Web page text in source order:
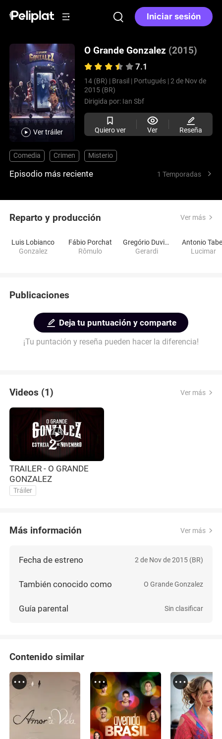
Iniciar sesión
Ver tráiler
O Grande Gonzalez (2015)
7.1
14 (BR) | Brasil | Portugués | 2 de Nov de
2015 (BR)
Dirigida por: Ian Sbf
Quiero ver Ver Reseña
Comedia Crimen Misterio
Episodio más reciente 1 Temporadas
Reparto y producción Ver más
Luis Lobianco
Gonzalez
Fábio Porchat
Rômulo
Gregório Duvivier
Gerardi
Antonio
Lucimar
Publicaciones
Deja tu puntuación y comparte
¡Tu puntación y reseña pueden hacer la diferencia!
Videos (1) Ver más
TRAILER - O GRANDE
GONZALEZ
Tráiler
Más información Ver más
Fecha de estreno 2 de Nov de 2015 (BR)
También conocido como O Grande Gonzalez
Guía parental Sin clasificar
Contenido similar